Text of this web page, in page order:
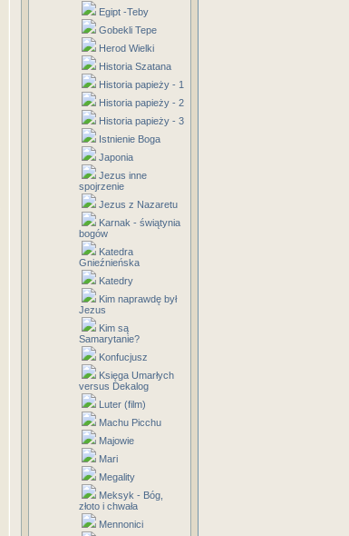
Egipt -Teby
Gobekli Tepe
Herod Wielki
Historia Szatana
Historia papieży - 1
Historia papieży - 2
Historia papieży - 3
Istnienie Boga
Japonia
Jezus inne
spojrzenie
Jezus z Nazaretu
Karnak - świątynia
bogów
Katedra
Gnieźnieńska
Katedry
Kim naprawdę był
Jezus
Kim są
Samarytanie?
Konfucjusz
Księga Umarłych
versus Dekalog
Luter (film)
Machu Picchu
Majowie
Mari
Megality
Meksyk - Bóg,
złoto i chwała
Mennonici